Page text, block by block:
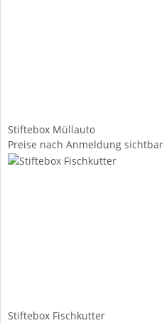
Stiftebox Müllauto
Preise nach Anmeldung sichtbar
Stiftebox Fischkutter